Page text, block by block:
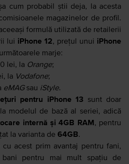
cum probabil știi deja, la acesta
magazinelor de profil.
formulă utilizată de retailerii
lui iPhone 12, prețul unui iPhone
marje:
lei, la Orange;
, la Vodafone;
eMAGsau iStyle.
pentru iPhone 13 sunt doar
modelul de bază al seriei, adică
internă și 4GB RAM, pentru
la varianta de 64GB.
acest prim avantaj pentru fani,
pentru mai mult spațiu de